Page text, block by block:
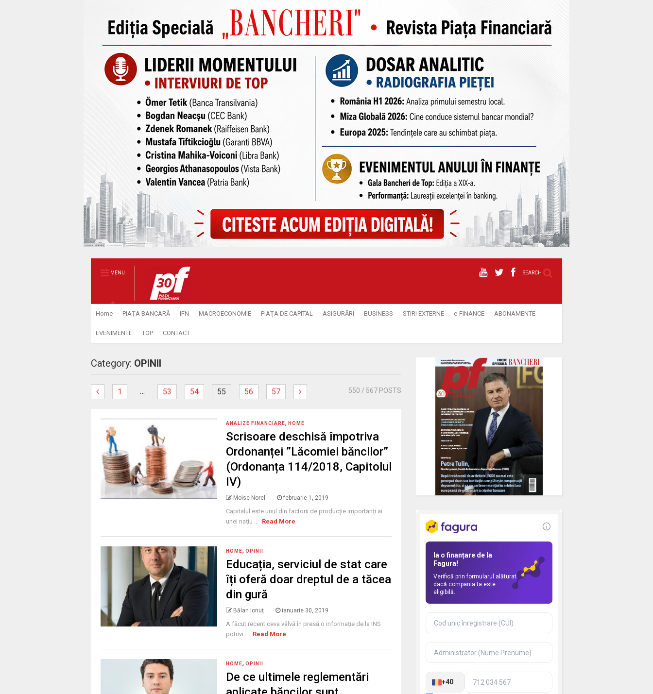
MENU SEARCH
Home PIAŢA BANCARĂ IFN MACROECONOMIE PIAŢA DE CAPITAL ASIGURĂRI BUSINESS STIRI EXTERNE e-FINANCE ABONAMENTE
EVENIMENTE TOP CONTACT
Category: OPINII
1 … 53 54 55 56 57 550 / 567 POSTS
ANALIZE FINANCIARE, HOME
Scrisoare deschisă împotriva
Ordonanței ”Lăcomiei băncilor”
(Ordonanța 114/2018, Capitolul
IV)
Moise Norel februarie 1, 2019
Capitalul este unul din factorii de producție importanți ai
unei națiu ... Read More
HOME, OPINII
Educația, serviciul de stat care
îți oferă doar dreptul de a tăcea
din gură
Bălan Ionuț ianuarie 30, 2019
A făcut recent ceva vâlvă în presă o informație de la INS
potrivi ... Read More
HOME, OPINII
De ce ultimele reglementări